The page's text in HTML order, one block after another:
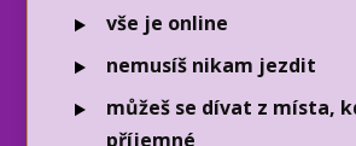
vše je online
nemusíš nikam jezdit
můžeš se dívat z místa,
příjemné